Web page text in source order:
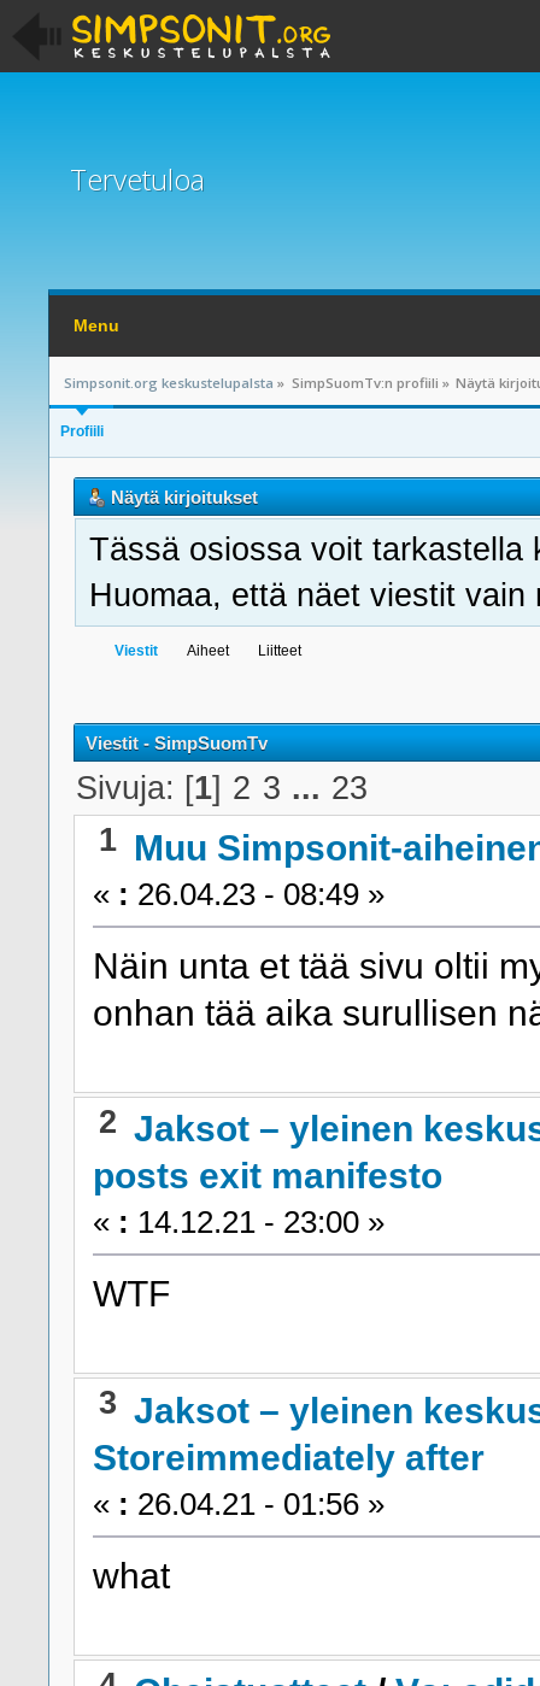
Tervetuloa
Menu
Simpsonit.org keskustelupalsta » SimpSuomTv:n profiili » Näytä
Profiili
Näytä kirjoitukset
Tässä osiossa voit tarkastella
Huomaa, että näet viestit
Viestit Aiheet Liitteet
Viestit - SimpSuomTv
Sivuja: [1] 2 3 ... 23
1 Muu Simpsonit-
« : 26.04.23 - 08:49 »
Näin unta et tää sivu oltii
onhan tää aika surullisen
2 Jaksot – yleinen
posts exit manifesto
« : 14.12.21 - 23:00 »
WTF
3 Jaksot – yleinen
Storeimmediately after
« : 26.04.21 - 01:56 »
what